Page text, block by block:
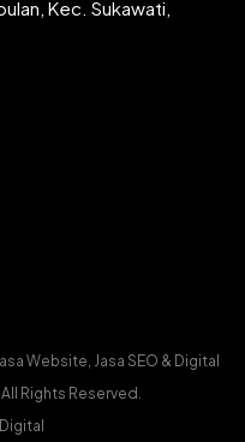
Kec. Sukawati,
Website, Jasa SEO & Digital
Rights Reserved.